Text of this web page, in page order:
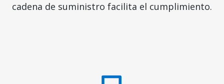
cadena de suministro facilita el cumplimiento.